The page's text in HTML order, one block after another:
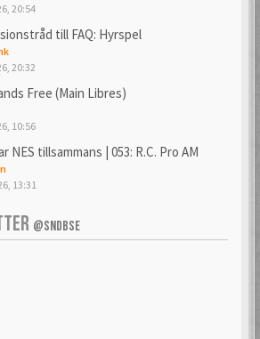
20:54
till FAQ: Hyrspel
20:32
Free (Main Libres)
10:56
NES tillsammans | 053: R.C. Pro AM
13:31
@SNDBSE